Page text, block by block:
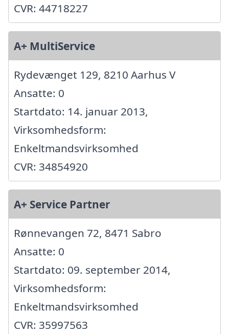
CVR: 44718227
A+ MultiService
Rydevænget 129, 8210 Aarhus V
Ansatte: 0
Startdato: 14. januar 2013,
Virksomhedsform:
Enkeltmandsvirksomhed
CVR: 34854920
A+ Service Partner
Rønnevangen 72, 8471 Sabro
Ansatte: 0
Startdato: 09. september 2014,
Virksomhedsform:
Enkeltmandsvirksomhed
CVR: 35997563